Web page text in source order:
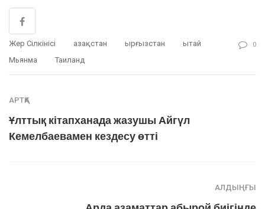
Жер Сілкінісі Қазақстан Қырғызстан
Қытай
Мьянма
Таиланд
0
АРТҚА
Ұлттық кітапханада жазушы Айгүл
Кемелбаевамен кездесу өтті
АЛДЫҢҒЫ